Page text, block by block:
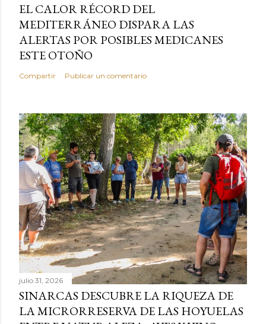
EL CALOR RÉCORD DEL
MEDITERRÁNEO DISPARA LAS
ALERTAS POR POSIBLES MEDICANES
ESTE OTOÑO
Compartir Publicar un comentario
julio 31, 2026
SINARCAS DESCUBRE LA RIQUEZA DE
LA MICRORRESERVA DE LAS HOYUELAS